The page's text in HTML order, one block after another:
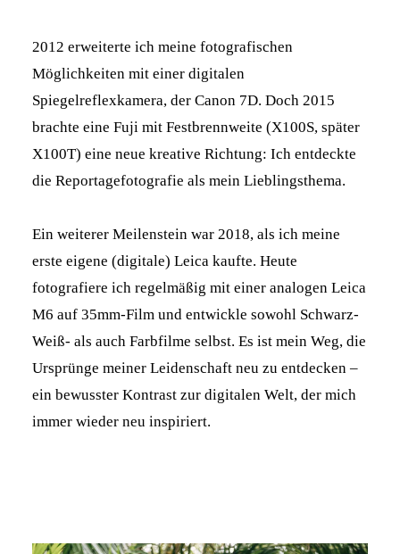
2012 erweiterte ich meine fotografischen
Möglichkeiten mit einer digitalen
Spiegelreflexkamera, der Canon 7D. Doch 2015
brachte eine Fuji mit Festbrennweite (X100S, später
X100T) eine neue kreative Richtung: Ich entdeckte
die Reportagefotografie als mein Lieblingsthema.
Ein weiterer Meilenstein war 2018, als ich meine
erste eigene (digitale) Leica kaufte. Heute
fotografiere ich regelmäßig mit einer analogen Leica
M6 auf 35mm-Film und entwickle sowohl Schwarz-
Weiß- als auch Farbfilme selbst. Es ist mein Weg, die
Ursprünge meiner Leidenschaft neu zu entdecken –
ein bewusster Kontrast zur digitalen Welt, der mich
immer wieder neu inspiriert.